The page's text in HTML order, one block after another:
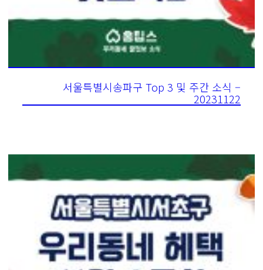
서울특별시송파구 Top 3 및 주간 소식 –
20231122